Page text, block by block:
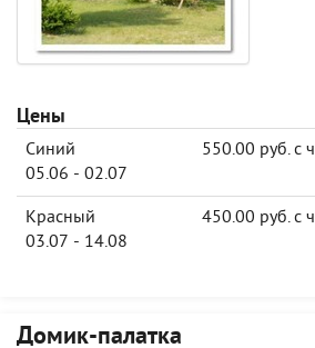
Цены
Синий
05.06 - 02.07
550.00 руб. с
Красный
03.07 - 14.08
450.00 руб. с
Домик-палатка